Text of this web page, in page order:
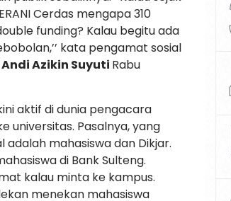
Cerdas mengapa 310
funding? Kalau begitu ada
kata pengamat sosial
Andi Azikin Suyuti Rabu
aktif di dunia pengacara
universitas. Pasalnya, yang
mahasiswa dan Dikjar.
di Bank Sulteng.
kalau minta ke kampus.
menekan mahasiswa